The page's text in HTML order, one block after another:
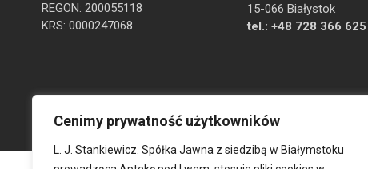
Cenimy prywatność użytkowników
L. J. Stankiewicz. Spółka Jawna z siedzibą w Białymstoku
REGON: 200055118
KRS: 0000247068
15-066 Białystok
tel.: +48 728 366 625